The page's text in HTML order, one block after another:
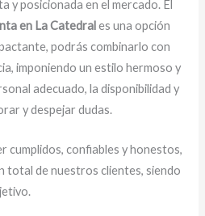
y posicionada en el mercado. El
en La Catedrales una opción
podrás combinarlo con
imponiendo un estilo hermoso y
adecuado, la disponibilidad y
y despejar dudas.
cumplidos, confiables y honestos,
total de nuestros clientes, siendo